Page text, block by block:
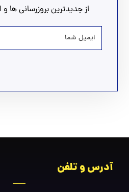
از جدیدترین بروزرسانی ها
آدرس و تلفن